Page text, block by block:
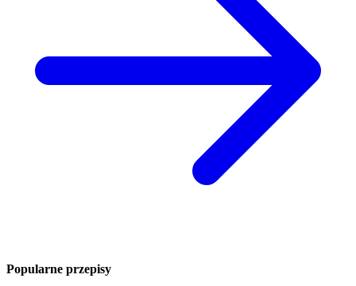
Popularne przepisy